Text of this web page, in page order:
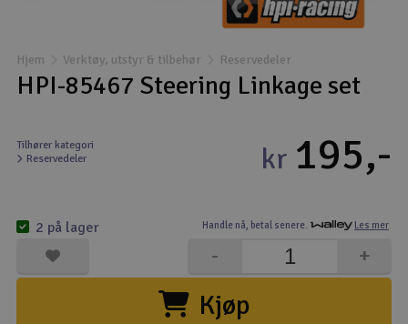
Droner
Fly
Helikopter
Kamerautstyr
Modellbygging, LEGO & byggesett
Hjem Verktøy, utstyr & tilbehør Reservedeler
HPI-85467 Steering Linkage set
Tilhører kategori
Reservedeler
Handle nå, betal senere. Les mer
kr 195,-
Kjøp
+
-
2 på lager